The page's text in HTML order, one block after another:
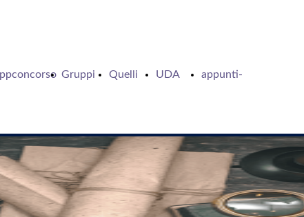
Gruppi
Telegram
Quelli
che
UDA
Giubileo
appunti-
di-